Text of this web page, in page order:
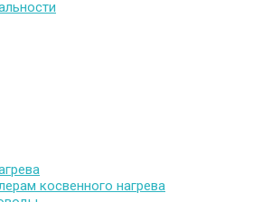
косвенного нагрева